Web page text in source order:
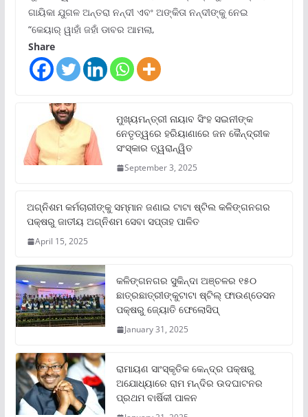
ଗାୟିକା ଯୁଗଳ ଅନ୍ତରା ନନ୍ଦୀ ଏବଂ ଅଙ୍କିତା ନନ୍ଦୀଙ୍କୁ ନେଇ
“କେୟାର୍ ୱାହାଁ ଜହାଁ ଡାବର ଆମଲା,
Share
ମୁଖ୍ୟମନ୍ତ୍ରୀ ନାୟାବ ସିଂହ ସଇନୀଙ୍କ
ନେତୃତ୍ୱରେ ହରିୟାଣାରେ ଜନ କୈନ୍ଦ୍ରୀକ
ସଂସ୍କାର ତ୍ୱରାନ୍ୱିତ
September 3, 2025
ଅଗ୍ନିଶମ କର୍ମଚାରୀଙ୍କୁ ସମ୍ମାନ ଜଣାଇ ଟାଟା ଷ୍ଟିଲ କଳିଙ୍ଗନଗର
ପକ୍ଷରୁ ଜାତୀୟ ଅଗ୍ନିଶମ ସେବା ସପ୍ତାହ ପାଳିତ
April 15, 2025
କଳିଙ୍ଗନଗର ସୁକିନ୍ଦା ଅଞ୍ଚଳର ୧୫୦
ଛାତ୍ରଛାତ୍ରୀଙ୍କୁଟାଟା ଷ୍ଟିଲ୍ ଫାଉଣ୍ଡେସନ
ପକ୍ଷରୁ ଜ୍ୟୋତି ଫେଲୋସିପ୍‌
January 31, 2025
ରାମାୟଣ ସାଂସ୍କୃତିକ କେନ୍ଦ୍ର ପକ୍ଷରୁ
ଅଯୋଧ୍ୟାରେ ରାମ ମନ୍ଦିର ଉଦଘାଟନର
ପ୍ରଥମ ବାର୍ଷିକୀ ପାଳନ